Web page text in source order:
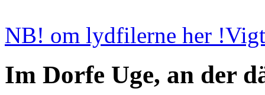
NB! om lydfilerne her !
Im Dorfe Uge, an der